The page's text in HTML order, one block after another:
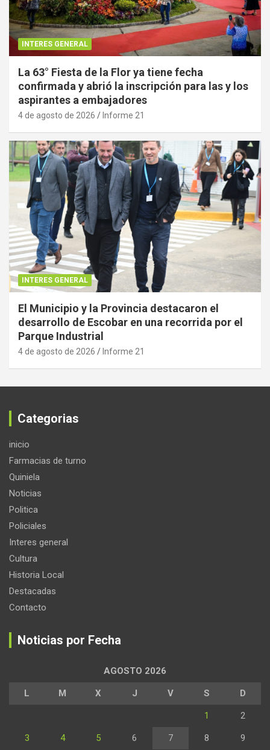
INTERES GENERAL
La 63° Fiesta de la Flor ya tiene fecha
confirmada y abrió la inscripción para las y los
aspirantes a embajadores
4 de agosto de 2026 Informe 21
INTERES GENERAL
El Municipio y la Provincia destacaron el
desarrollo de Escobar en una recorrida por el
Parque Industrial
4 de agosto de 2026 Informe 21
Categorias
inicio
Farmacias de turno
Quiniela
Noticias
Politica
Policiales
Interes general
Cultura
Historia Local
Destacadas
Contacto
Noticias por Fecha
AGOSTO 2026
L M X J V S D
1 2
3 4 5 6 7 8 9